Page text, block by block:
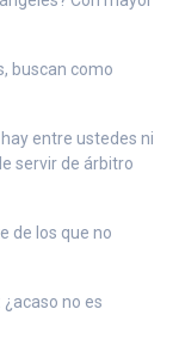
buscan como
entre ustedes ni
servir de árbitro
de los que no
no es